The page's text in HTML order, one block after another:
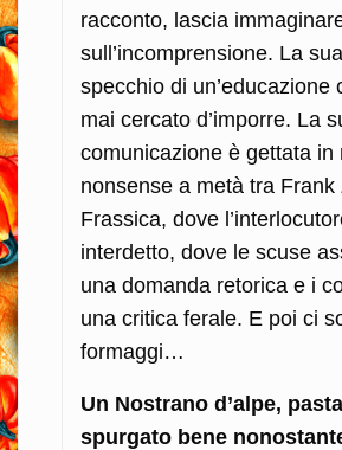
racconto, lascia
sull’incomprensione. La
specchio di un’educazione
mai cercato d’imporre. La
comunicazione è gettata in
nonsense a metà tra
Frassica, dove
interdetto, dove le scuse
una domanda retorica e i
una critica ferale. E poi ci
formaggi…
Un Nostrano d’alpe,
spurgato bene